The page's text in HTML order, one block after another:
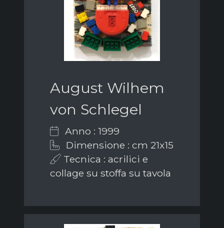
August Wilhem
von Schlegel
Anno : 1999
Dimensione : cm 21x15
Tecnica : acrilici e
collage su stoffa su tavola